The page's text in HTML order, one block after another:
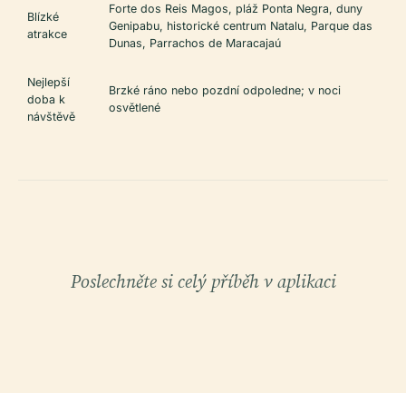
Blízké
atrakce
Forte dos Reis Magos, pláž Ponta Negra, duny
Genipabu, historické centrum Natalu, Parque das
Dunas, Parrachos de Maracajaú
Nejlepší
doba k
návštěvě
Brzké ráno nebo pozdní odpoledne; v noci
osvětlené
Poslechněte si celý příběh v aplikaci